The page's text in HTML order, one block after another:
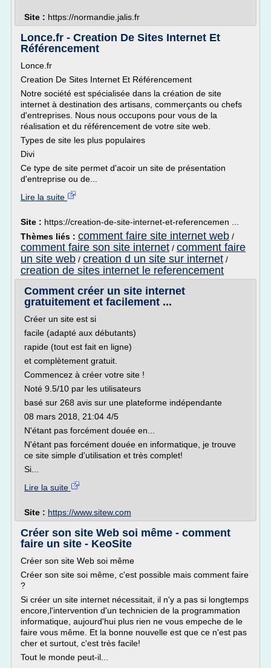
Site : https://normandie.jalis.fr
Lonce.fr - Creation De Sites Internet Et
Référencement
Lonce.fr
Creation De Sites Internet Et Référencement
Notre société est spécialisée dans la création de site
internet à destination des artisans, commerçants ou chefs
d'entreprises. Nous nous occupons pour vous de la
réalisation et du référencement de votre site web.
Types de site les plus populaires
Divi
Ce type de site permet d'acoir un site de présentation
d'entreprise ou de...
Lire la suite
Site : https://creation-de-site-internet-et-referencemen ...
Thèmes liés : comment faire site internet web /
comment faire son site internet / comment faire
un site web / creation d un site sur internet /
creation de sites internet le referencement
Comment créer un site internet
gratuitement et facilement ...
Créer un site est si
facile (adapté aux débutants)
rapide (tout est fait en ligne)
et complètement gratuit.
Commencez à créer votre site !
Noté 9.5/10 par les utilisateurs
basé sur 268 avis sur une plateforme indépendante
08 mars 2018, 21:04 4/5
N'étant pas forcément douée en...
N'étant pas forcément douée en informatique, je trouve
ce site simple d'utilisation et très complet!
Si...
Lire la suite
Site : https://www.sitew.com
Créer son site Web soi même - comment
faire un site - KeoSite
Créer son site Web soi même
Créer son site soi même, c'est possible mais comment faire
?
Si créer un site internet nécessitait, il n'y a pas si longtemps
encore,l'intervention d'un technicien de la programmation
informatique, aujourd'hui plus rien ne vous empeche de le
faire vous même. Et la bonne nouvelle est que ce n'est pas
cher et surtout, c'est très facile!
Tout le monde peut-il...